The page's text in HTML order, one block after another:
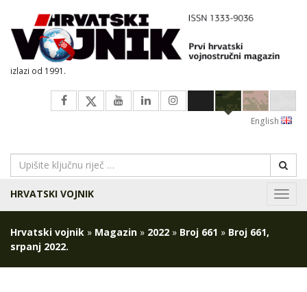
izlazi od 1991.
English
HRVATSKI VOJNIK
Hrvatski vojnik » Magazin » 2022 » Broj 661 » Broj 661,
srpanj 2022.